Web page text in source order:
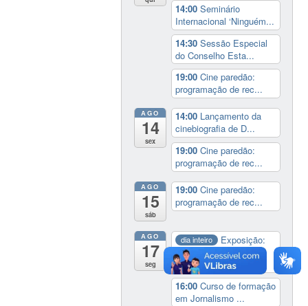
14:00Seminário
Internacional ‘Ninguém...
14:30Sessão Especial
do Conselho Esta...
19:00Cine paredão:
programação de rec...
AGO
14
sex
14:00 Lançamento da
cinebiografia de D...
19:00Cine paredão:
programação de rec...
AGO
15
sáb
19:00Cine paredão:
programação de rec...
AGO
17
seg
dia inteiro
Exposição:
Perder Tudo.
Novament...
16:00Curso de formação
em Jornalismo ...